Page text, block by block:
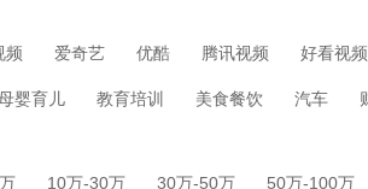
频 爱奇艺 优酷 腾讯视频 好看视频
婴育儿 教育培训 美食餐饮 汽车
10万-30万 30万-50万 50万-100万